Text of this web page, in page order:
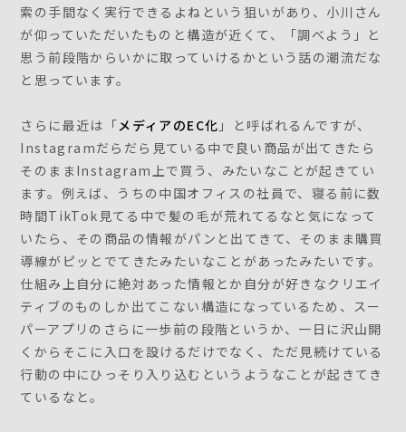
索の手間なく実行できるよねという狙いがあり、小川さん
が仰っていただいたものと構造が近くて、「調べよう」と
思う前段階からいかに取っていけるかという話の潮流だな
と思っています。
さらに最近は「メディアのEC化 」と呼ばれるんですが、
Instagramだらだら見ている中で良い商品が出てきたら
そのままInstagram上で買う、みたいなことが起きてい
ます。例えば、うちの中国オフィスの社員で、寝る前に数
時間TikTok見てる中で髪の毛が荒れてるなと気になって
いたら、その商品の情報がパンと出てきて、そのまま購買
導線がピッとでてきたみたいなことがあったみたいです。
仕組み上自分に絶対あった情報とか自分が好きなクリエイ
ティブのものしか出てこない構造になっているため、スー
パーアプリのさらに一歩前の段階というか、一日に沢山開
くからそこに入口を設けるだけでなく、ただ見続けている
行動の中にひっそり入り込むというようなことが起きてき
ているなと。